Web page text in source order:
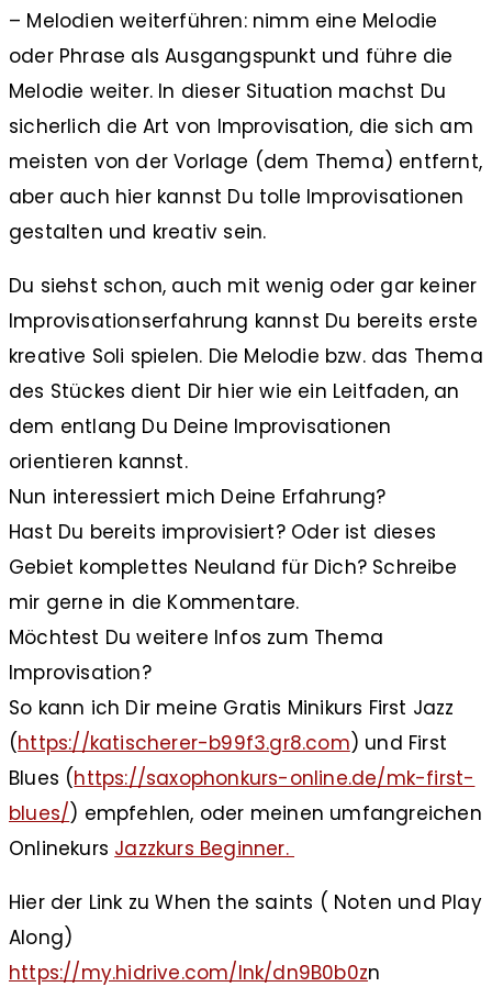
– Melodien weiterführen: nimm eine Melodie
oder Phrase als Ausgangspunkt und führe die
Melodie weiter. In dieser Situation machst Du
sicherlich die Art von Improvisation, die sich am
meisten von der Vorlage (dem Thema) entfernt,
aber auch hier kannst Du tolle Improvisationen
gestalten und kreativ sein.
Du siehst schon, auch mit wenig oder gar keiner
Improvisationserfahrung kannst Du bereits erste
kreative Soli spielen. Die Melodie bzw. das Thema
des Stückes dient Dir hier wie ein Leitfaden, an
dem entlang Du Deine Improvisationen
orientieren kannst.
Nun interessiert mich Deine Erfahrung?
Hast Du bereits improvisiert? Oder ist dieses
Gebiet komplettes Neuland für Dich? Schreibe
mir gerne in die Kommentare.
Möchtest Du weitere Infos zum Thema
Improvisation?
So kann ich Dir meine Gratis Minikurs First Jazz
(https://katischerer-b99f3.gr8.com) und First
Blues (https://saxophonkurs-online.de/mk-first-
blues/) empfehlen, oder meinen umfangreichen
Onlinekurs Jazzkurs Beginner.
Hier der Link zu When the saints ( Noten und Play
Along)
https://my.hidrive.com/lnk/dn9B0b0zn